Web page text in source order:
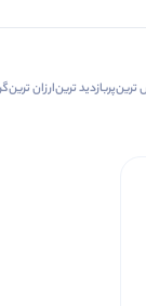
ترینپربازدید ترینارزان ترین